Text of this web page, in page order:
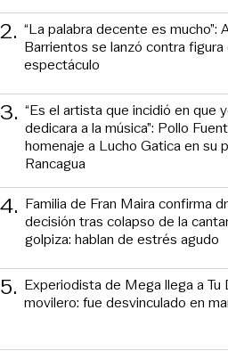
2. “La palabra decente es mucho”:
Barrientos se lanzó contra figura
espectáculo
3. “Es el artista que incidió en que
dedicara a la música”: Pollo
homenaje a Lucho Gatica en su
Rancagua
4. Familia de Fran Maira confirma
decisión tras colapso de la
golpiza: hablan de estrés agudo
5. Experiodista de Mega llega a Tu
movilero: fue desvinculado en